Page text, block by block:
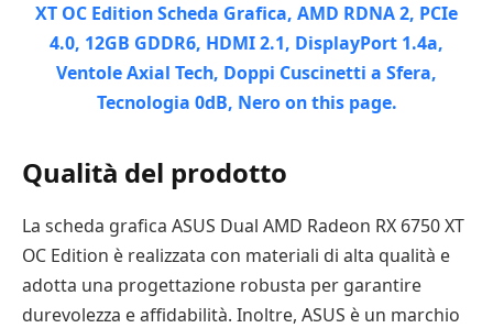
Qualità del prodotto
La scheda grafica ASUS Dual AMD Radeon RX 6750 XT
OC Edition è realizzata con materiali di alta qualità e
adotta una progettazione robusta per garantire
durevolezza e affidabilità. Inoltre, ASUS è un marchio